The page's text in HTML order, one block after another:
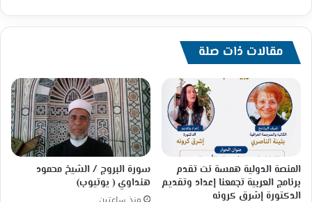
مقالات ذات صلة
المنصة الدولية همسة نت تقدم
برنامج العربية تجمعنا إعداد وتقديم
الدكتورة إشرق كرونه
سورة البروج / الشيخ محمود
هنداوي ( يوتيوب)